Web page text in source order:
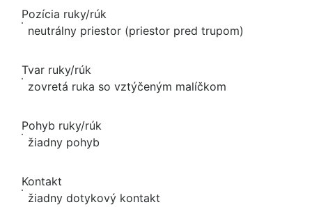
Pozícia ruky/rúk
neutrálny priestor (priestor pred trupom)
Tvar ruky/rúk
zovretá ruka so vztýčeným malíčkom
Pohyb ruky/rúk
žiadny pohyb
Kontakt
žiadny dotykový kontakt